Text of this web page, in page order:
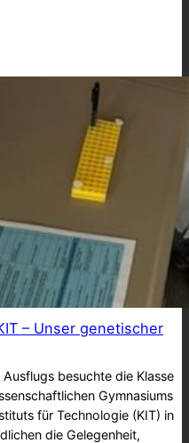
– Unser genetischer
besuchte die Klasse
Gymnasiums
für Technologie (KIT) in
die Gelegenheit,